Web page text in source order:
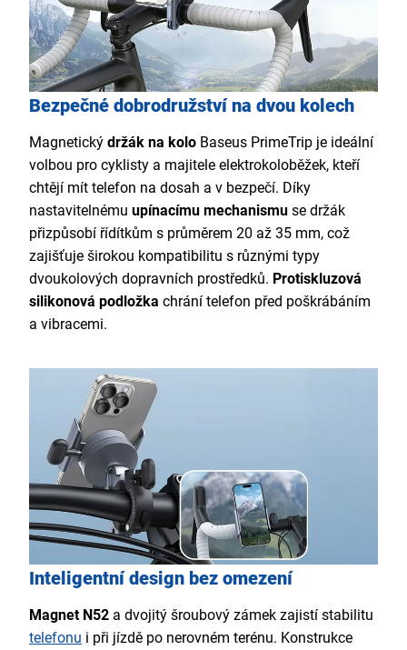
Bezpečné dobrodružství na dvou kolech
Magnetický držák na kolo Baseus PrimeTrip je ideální
volbou pro cyklisty a majitele elektrokoloběžek, kteří
chtějí mít telefon na dosah a v bezpečí. Díky
nastavitelnému upínacímu mechanismu se držák
přizpůsobí řídítkům s průměrem 20 až 35 mm, což
zajišťuje širokou kompatibilitu s různými typy
dvoukolových dopravních prostředků. Protiskluzová
silikonová podložka chrání telefon před poškrábáním
a vibracemi.
Inteligentní design bez omezení
Magnet N52 a dvojitý šroubový zámek zajistí stabilitu
telefonu i při jízdě po nerovném terénu. Konstrukce